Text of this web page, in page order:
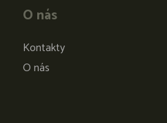
O nás
Kontakty
O nás